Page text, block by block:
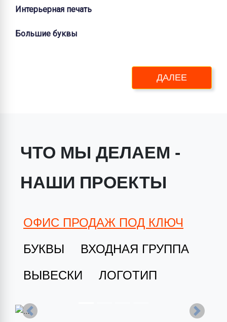
Интерьерная печать
Большие буквы
ДАЛЕЕ
ЧТО МЫ ДЕЛАЕМ -
НАШИ ПРОЕКТЫ
ОФИС ПРОДАЖ ПОД КЛЮЧ
БУКВЫ
ВХОДНАЯ ГРУППА
ВЫВЕСКИ
ЛОГОТИП
Previous Next